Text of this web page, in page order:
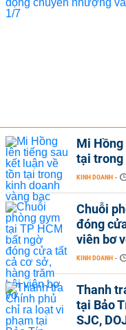
Mi
tại trong
KINH DOANH -
Chuỗi
đóng
viên bơ
KINH DOANH -
Thanh
tại Bảo
SJC,